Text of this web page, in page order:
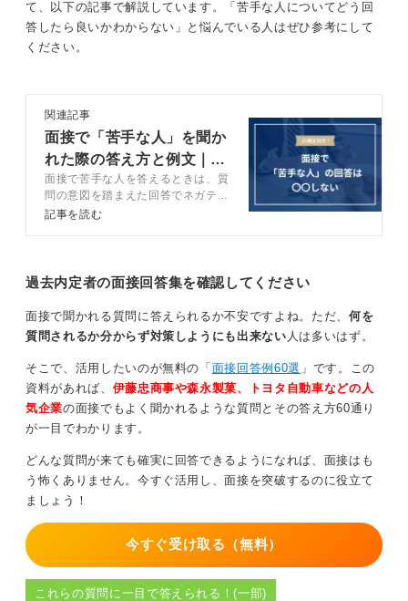
良いでしょう。
言葉選びと対応策で入社後をイメージしてもらおう
な表現に言い換えることも有効です。
企業は、社会に出た際に直面するであろう人間関係のト
ラブルに、自身がどう対応するのかを知りたいと考えて
います。
単に避けるのではなく、コミュニケーションを通じて解
て、以下の記事で解説しています。「苦手な人についてどう回
答したら良いかわからない」と悩んでいる人はぜひ参考にして
ください。
関連記事
面接で「苦手な人」を聞か
れた際の答え方と例文｜
NG回答例も紹介
面接で苦手な人を答えるときは、質
問の意図を踏まえた回答でネガティ
ブな意見にならないように注意しま
えてキャリアコンサルタントが解説
記事を読む
過去内定者の面接回答集を確認してください
面接で聞かれる質問に答えられるか不安ですよね。ただ、 何を
質問されるか分からず対策しようにも出来ない 人は多いはず。
そこで、活用したいのが無料の「 面接回答例60選 」です。この
資料があれば、 伊藤忠商事や森永製菓、トヨタ自動車などの人
気企業の面接でもよく聞かれるような質問とその答え方60通り
が一目でわかります。
どんな質問が来ても確実に回答できるようになれば、面接はも
う怖くありません。今すぐ活用し、面接を突破するのに役立て
ましょう！
今すぐ受け取る（無料）
これらの質問に一目で答えられる！(一部)